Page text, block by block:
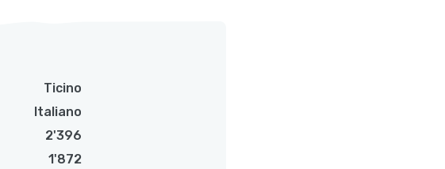
Ticino
Italiano
2'396
1'872